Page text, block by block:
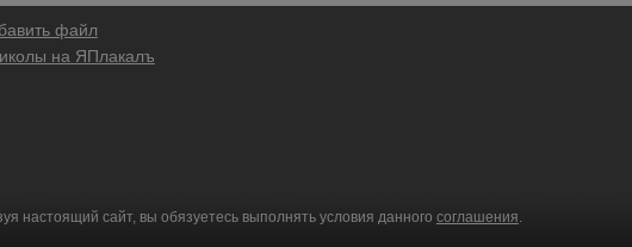
файл
на ЯПлакалъ
настоящий сайт, вы обязуетесь выполнять условия данного соглашения.